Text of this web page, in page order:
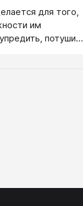
для того,
им
потушить